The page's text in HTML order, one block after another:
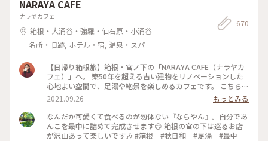
NARAYA CAFE
ナラヤカフェ
箱根・大涌谷・強羅・仙石原・小涌谷
名所・旧跡, ホテル・宿, 温泉・スパ
670
【日帰り箱根旅】箱根・宮ノ下の「NARAYA CAFE（ナラヤカ
フェ）」へ。 築50年を超える古い建物をリノベーションした
心地よい空間で、足湯や絶景を楽しめるカフェです。 こちら、
築50年を超える古い建物を改装して作ったお店だそう。建物の
外観や床の風合いなど、全体的にどことなくレトロな雰囲気が
漂っていて、落ち着きます。 投稿したのは店内席の写真。どの
窓からも箱根の山が一望できて最高……！ 癒やされました🌳
🌲 #私のことりっぷ #箱根カフェ #ナラヤカフェ
2021.09.26
もっとみる
なんだか可愛くて食べるのが勿体ない『ならやん』。自分であ
んこを最中に詰めて完成させます😊 箱根の宮の下は巡るお店
が沢山あって楽しいです🎶 #箱根 #秋日和 #足湯 #最中